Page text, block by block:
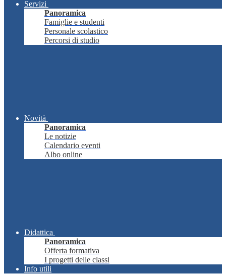
Servizi
Panoramica
Famiglie e studenti
Personale scolastico
Percorsi di studio
Novità
Panoramica
Le notizie
Calendario eventi
Albo online
Didattica
Panoramica
Offerta formativa
I progetti delle classi
Info utili